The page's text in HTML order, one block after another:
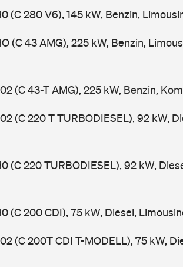
(C 280 V6), 145 kW, Benzin,
(C 43 AMG), 225 kW, Benzin,
(C 43-T AMG), 225 kW, Benzin,
(C 220 T TURBODIESEL), 92 kW,
(C 220 TURBODIESEL), 92 kW,
(C 200 CDI), 75 kW, Diesel,
(C 200T CDI T-MODELL), 75 kW,